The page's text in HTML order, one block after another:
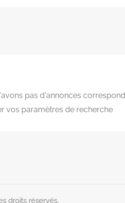
pas d'annonces
vos paramètres de recherche
droits réservés.